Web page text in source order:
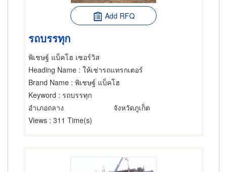
Add RFQ
รถบรรทุก
พิเชษฐ์ แบ็คโฮ เซอร์วิส
Heading Name : ให้เช่ารถแทรกเตอร์
Brand Name : พิเชษฐ์ แบ็คโฮ
Keyword : รถบรรทุก
อำเภอถลาง
จังหวัดภูเก็ต
Views : 311 Time(s)